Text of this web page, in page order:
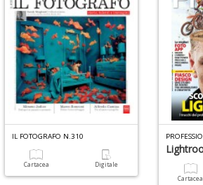
IL FOTOGRAFO N.310
Cartacea Digitale
Cartacea